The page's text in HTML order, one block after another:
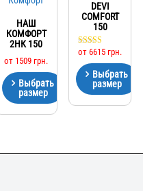
НАШ
КОМФОРТ
2НК 150
от 1509 грн.
Выбрать
размер
DEVI
COMFORT
150
Оценка
из 5
от6615 грн.
Выбрать
размер